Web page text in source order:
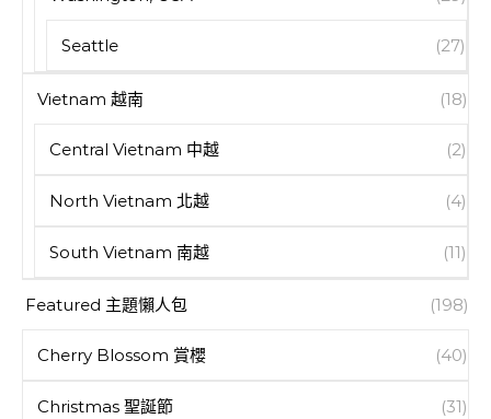
Seattle (27)
Vietnam 越南 (18)
Central Vietnam 中越 (2)
North Vietnam 北越 (4)
South Vietnam 南越 (11)
Featured 主題懶人包 (198)
Cherry Blossom 賞櫻 (40)
Christmas 聖誕節 (31)